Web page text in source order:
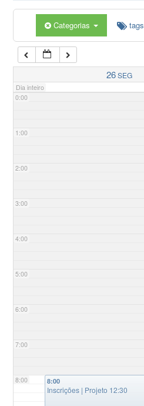
Categorias tags
26SEG
Dia inteiro
0:00
1:00
2:00
3:00
4:00
5:00
6:00
7:00
8:00 8:00
Inscrições | Projeto 12:30